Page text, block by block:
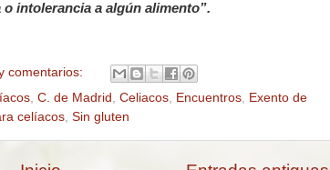
intolerancia a algún alimento”.
comentarios:
C. de Madrid Celiacos Encuentros Exento de
celíacos Sin gluten